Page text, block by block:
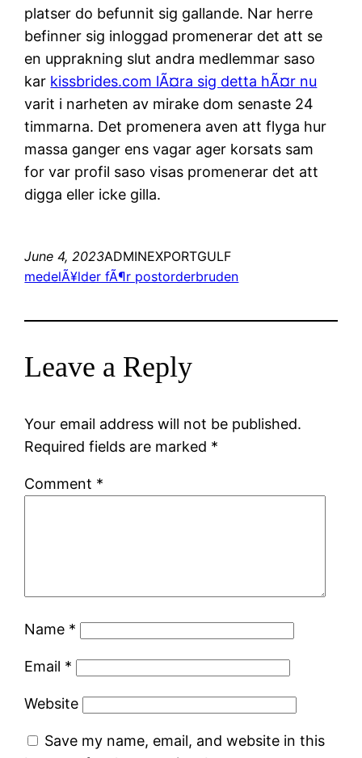
platser do befunnit sig gallande. Nar herre
befinner sig inloggad promenerar det att se
en upprakning slut andra medlemmar saso
kar kissbrides.com lÃ¤ra sig detta hÃ¤r nu
varit i narheten av mirake dom senaste 24
timmarna. Det promenera aven att flyga hur
massa ganger ens vagar ager korsats sam
for var profil saso visas promenerar det att
digga eller icke gilla.
June 4, 2023ADMINEXPORTGULF
medelÃ¥lder fÃ¶r postorderbruden
Leave a Reply
Your email address will not be published.
Required fields are marked *
Comment *
Name *
Email *
Website
Save my name, email, and website in this